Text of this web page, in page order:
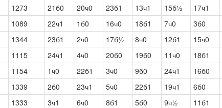
1273 21б0 20ч0 23б1 13ч1 15б½ 17ч1
1089 22ч1 1б0 16ч0 18б1 7ч0 3б0
1344 23б1 2ч0 17б½ 8ч0 12б1 15ч0
1115 24ч1 4ч0 20б0 19б0 11ч0 18б1
1154 1ч0 22б1 3ч0 9б0 24ч1 16б0
1339 2б0 23ч1 5ч0 22б1 19ч1 6б0
1333 3ч1 6ч0 8б1 5б0 9ч½ 11б1